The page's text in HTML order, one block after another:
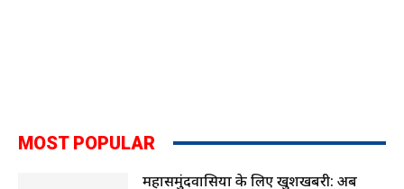
MOST POPULAR
महासमुंदवासियों के लिए खुशखबरी: अब